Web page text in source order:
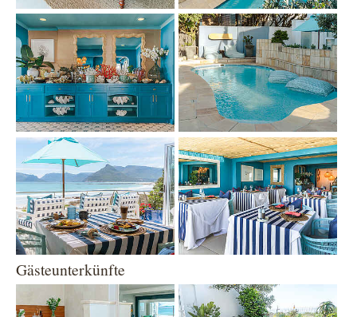
Show larger version Show larger version
Show larger version Show larger version
Gästeunterkünfte
Show larger version Show larger version